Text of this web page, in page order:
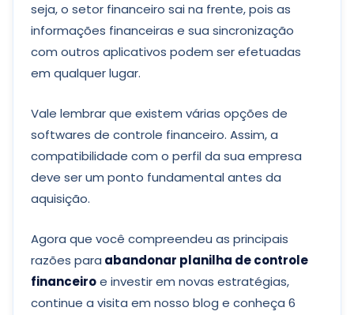
seja, o setor financeiro sai na frente, pois as
informações financeiras e sua sincronização
com outros aplicativos podem ser efetuadas
em qualquer lugar.
Vale lembrar que existem várias opções de
softwares de controle financeiro. Assim, a
compatibilidade com o perfil da sua empresa
deve ser um ponto fundamental antes da
aquisição.
Agora que você compreendeu as principais
razões para abandonar planilha de controle
financeiroe investir em novas estratégias,
continue a visita em nosso blog e conheça 6